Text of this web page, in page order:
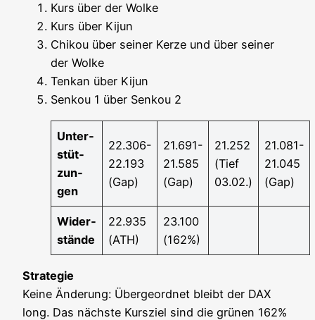
Kurs über der Wolke
Kurs über Kijun
Chi­kou über sei­ner Ker­ze und über sei­ner
der Wolke
Ten­kan über Kijun
Sen­kou 1 über Sen­kou 2
Unter­
stüt­
zun­
gen
22.306-
22.193
(Gap)
21.691-
21.585
(Gap)
21.252
(Tief
03.02.)
21.081-
21.045
(Gap)
Wider­
stän­de
22.935
(ATH)
23.100
(162%)
Stra­te­gie
Kei­ne Ände­rung: Über­ge­ord­net bleibt der DAX
long. Das nächs­te Kurs­ziel sind die grü­nen 162%